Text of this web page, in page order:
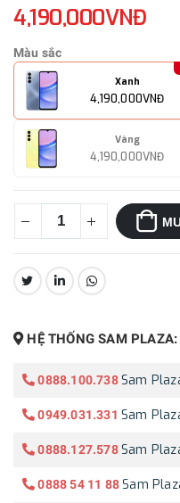
4,190,000VNĐ
Màu sắc
Xanh
4,190,000VNĐ
Vàng
4,190,000VNĐ
CHIA SẺ:
HỆ THỐNG SAM PLAZA:
0888.100.738 Sam
0949.031.331 Sam
0888.127.578 Sam
0888 54 11 88 Sam